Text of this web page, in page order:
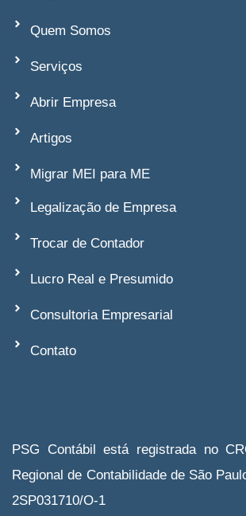
Quem Somos
Serviços
Abrir Empresa
Artigos
Migrar MEI para ME
Legalização de Empresa
Trocar de Contador
Lucro Real e Presumido
Consultoria Empresarial
Contato
PSG Contábil está registrada no
Regional de Contabilidade de São
2SP031710/O-1